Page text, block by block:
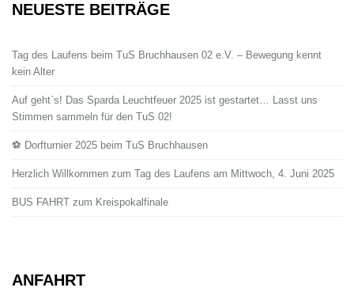
NEUESTE BEITRÄGE
Tag des Laufens beim TuS Bruchhausen 02 e.V. – Bewegung kennt
kein Alter
Auf geht`s! Das Sparda Leuchtfeuer 2025 ist gestartet… Lasst uns
Stimmen sammeln für den TuS 02!
⚽ Dorfturnier 2025 beim TuS Bruchhausen
Herzlich Willkommen zum Tag des Laufens am Mittwoch, 4. Juni 2025
BUS FAHRT zum Kreispokalfinale
ANFAHRT